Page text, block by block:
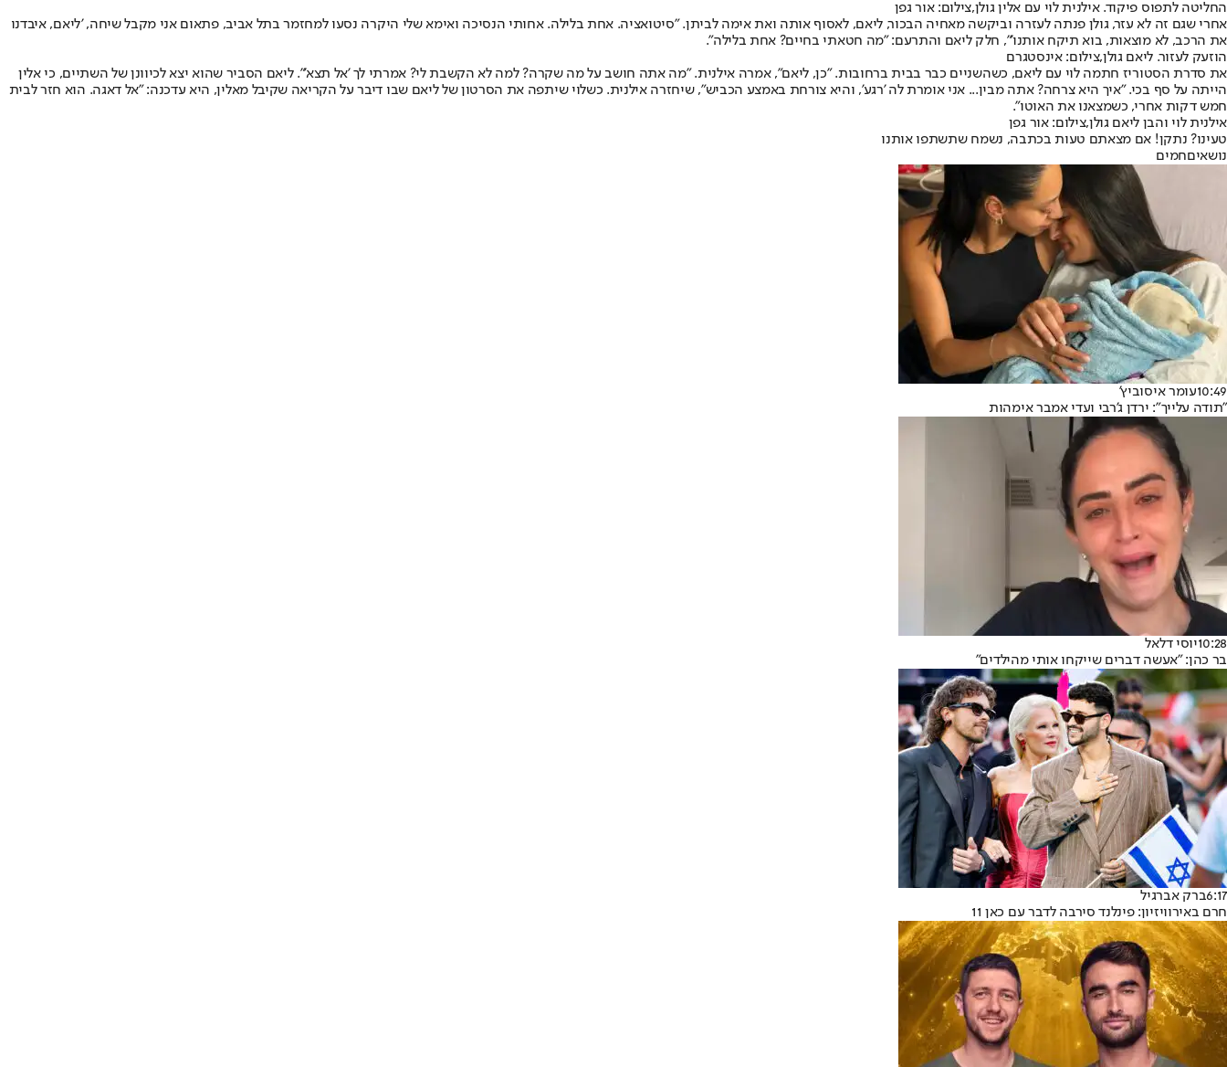
החליטה לתפוס פיקוד. אילנית לוי עם אלין גולן,צילום: אור גפן
אחרי שגם זה לא עזר, גולן פנתה לעזרה וביקשה מאחיה הבכור, ליאם, לאסוף אותה ואת אימה לביתן. "סיטואציה. אחת בלילה. אחותי הנסיכה ואימא שלי היקרה נסעו למחזמר בתל אביב, פתאום אני מקבל שיחה, 'ליאם, איבדנו
את הרכב, לא מוצאות, בוא תיקח אותנו'", חלק ליאם והתרעם: "מה חטאתי בחיים? אחת בלילה".
הוזעק לעזור. ליאם גולן,צילום: אינסטגרם
את סדרת הסטוריז חתמה לוי עם ליאם, כשהשניים כבר בבית ברחובות. "כן, ליאם", אמרה אילנית. "מה אתה חושב על מה שקרה? למה לא הקשבת לי? אמרתי לך 'אל תצא'". ליאם הסביר שהוא יצא לכיוונן של השתיים, כי אלין
הייתה על סף בכי. "איך היא צרחה? אתה מבין... אני אומרת לה 'רגע', והיא צורחת באמצע הכביש", שיחזרה אילנית. כשלוי שיתפה את הסרטון של ליאם שבו דיבר על הקריאה שקיבל מאלין, היא עדכנה: "אל דאגה. הוא חזר לבית
חמש דקות אחרי, כשמצאנו את האוטו".
אילנית לוי והבן ליאם גולן,צילום: אור גפן
טעינו? נתקן! אם מצאתם טעות בכתבה, נשמח שתשתפו אותנו
נושאיםחמים
10:49עומר איסוביץ'
"תודה עלייך": ירדן ג'רבי ועדי אמבר אימהות
10:28יוסי דלאל
בר כהן: "אעשה דברים שייקחו אותי מהילדים"
6:17ברק אברגיל
חרם באירוויזיון: פינלנד סירבה לדבר עם כאן 11